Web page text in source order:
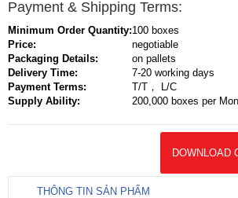
Payment & Shipping Terms:
Minimum Order Quantity:100 boxes
Price:
negotiable
Packaging Details:
on pallets
Delivery Time:
7-20 working days
Payment Terms:
T/T， L/C
Supply Ability:
200,000 boxes per
DOWNLOAD
THÔNG TIN SẢN PHẨM